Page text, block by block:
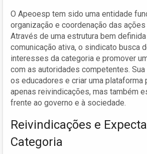
O Apeoesp tem sido uma entidade
organização e coordenação das
Através de uma estrutura bem
comunicação ativa, o sindicato busca
interesses da categoria e promover
com as autoridades competentes.
os educadores e criar uma plataforma
apenas reivindicações, mas também
frente ao governo e à sociedade.
Reivindicações e
Categoria